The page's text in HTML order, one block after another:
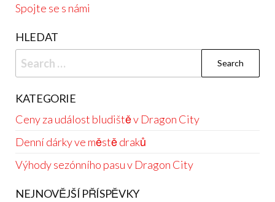
Spojte se s námi
HLEDAT
Search
for:
KATEGORIE
Ceny za událost bludiště v Dragon City
Denní dárky ve městě draků
Výhody sezónního pasu v Dragon City
NEJNOVĚJŠÍ PŘÍSPĚVKY